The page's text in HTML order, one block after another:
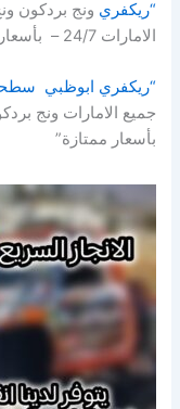
“ريكفري ونج بردكون
الامارات 24/7 – بأسعار ممتازة”
“ريكفري ابوظبي
بأسعار ممتازة”